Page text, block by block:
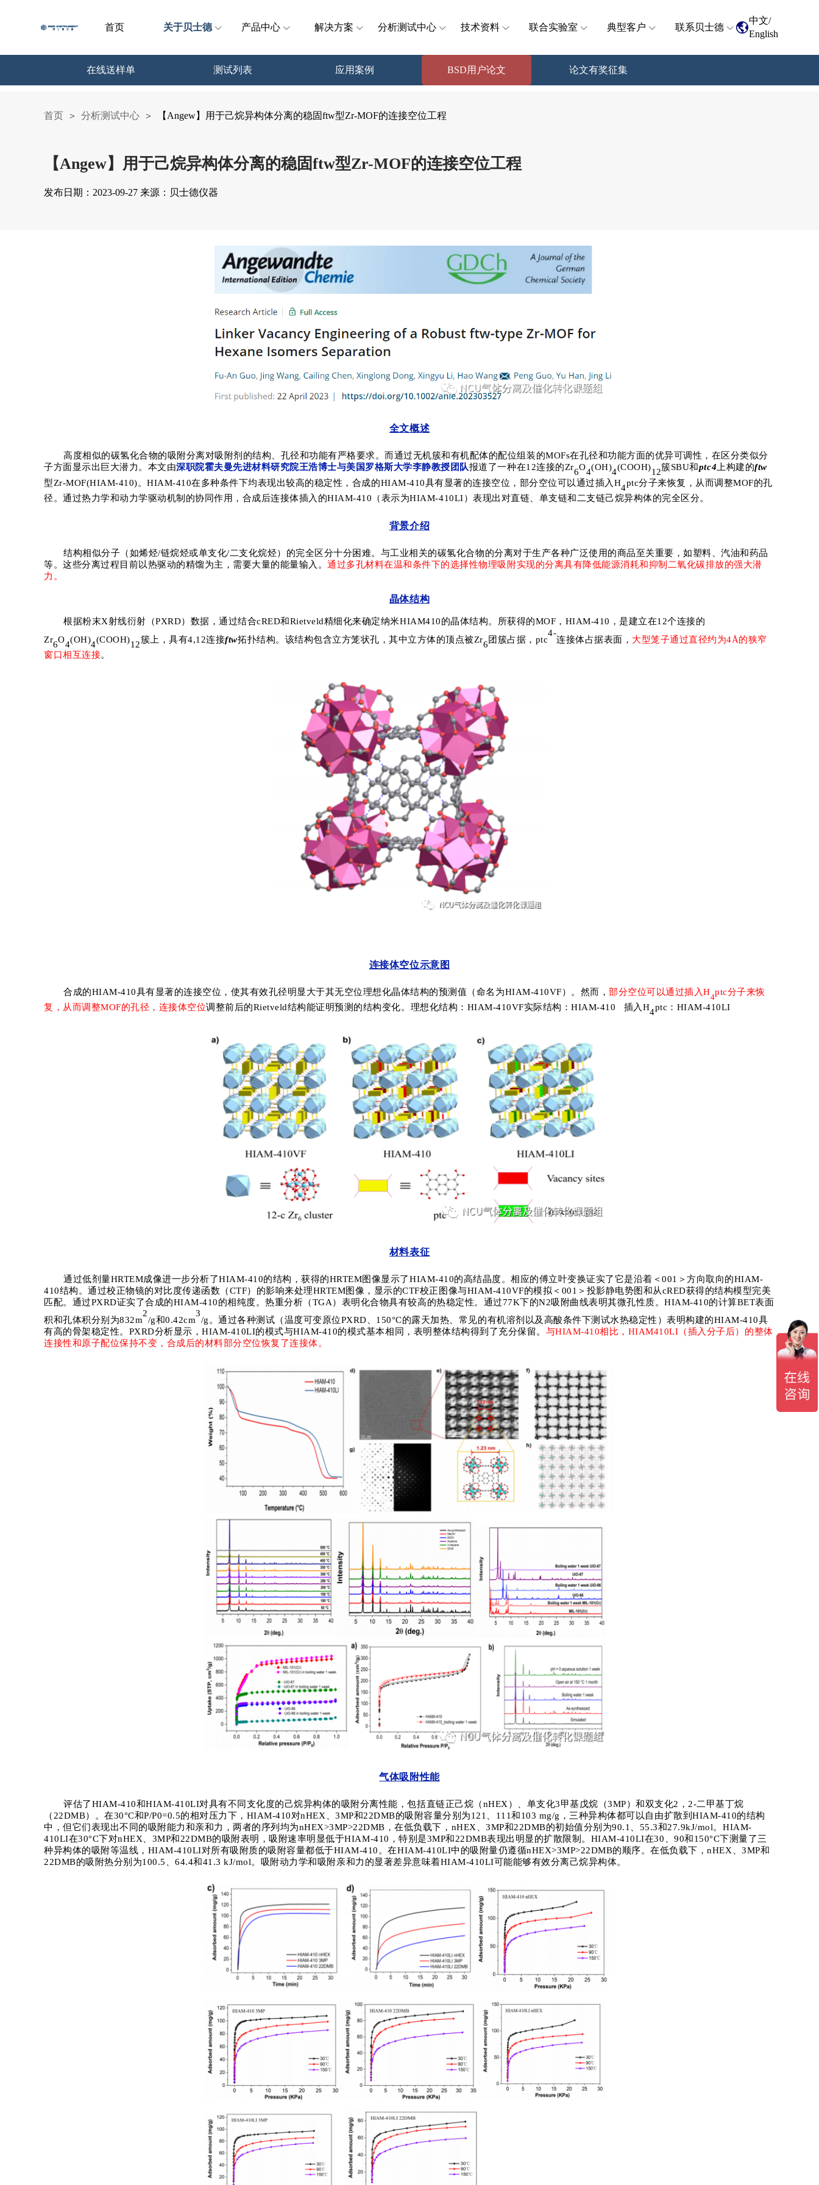
首页 关于贝士德 产品中心 解决方案 分析测试中心 技术资料 联合实验室 典型客户 联系贝士德
中文/
English
在线送样单 测试列表 应用案例 BSD用户论文 论文有奖征集
首页 > 分析测试中心 > 【Angew】用于己烷异构体分离的稳固ftw型Zr-MOF的连接空位工程
【Angew】用于己烷异构体分离的稳固ftw型Zr-MOF的连接空位工程
发布日期：2023-09-27 来源：贝士德仪器
全文概述
高度相似的碳氢化合物的吸附分离对吸附剂的结构、孔径和功能有严格要求。而通过无机簇和有机配体的配位组装的MOFs在孔径和功能方面的优异可调性 ， 在区分类似分
子方面显示出巨大潜力。本文由深职院霍夫曼先进材料研究院王浩博士与美国罗格斯大学李静教授团队报道了一种在12连接的Zr6O4(OH)4(COOH)12簇SBU和ptc4上构建的ftw
型Zr-MOF(HIAM-410)。HIAM-410在多种条件下均表现出较高的稳定性，合成的HIAM-410具有显著的连接空位，部分空位可以通过插入 H4ptc分子来恢复，从而调整MOF的孔
径。通过热力学和动力学驱动机制的协同作用，合成后连接体插入的HIAM-410 （表示为HIAM-410LI）表现出对直链、单支链和二支链己烷异构体的完全区分。
背景介绍
结构相似分子（如烯烃/链烷烃或单支化/二支化烷烃）的完全区分十分困难。与工业相关的碳氢化合物的分离对于生产各种广泛使用的商品至关重要，如塑料、汽油和药品
等。这些分离过程目前以热驱动的精馏为主，需要大量的能量输入。通过多孔材料在温和条件下的选择性物理吸附实现的分离具有降低能源消耗和抑制二氧化碳排放的强大潜
力。
晶体结构
根据粉末X射线衍射（PXRD）数据，通过结合cRED和Rietveld精细化来确定纳米HIAM410的晶体结构。所获得的MOF ， HIAM-410 ，是建立在12个连接的
Zr6O4(OH)4(COOH)12簇上，具有4,12连接ftw拓扑结构。该结构包含立方笼状孔，其中立方体的顶点被Zr6团簇占据， ptc
4-
连接体占据表面， 大型笼子通过直径约为4Å的狭窄
窗口相互连接。
连接体空位示意图
合成的HIAM-410具有显著的连接空位，使其有效孔径明显大于其无空位理想化晶体结构的预测值（命名为HIAM-410VF）。然而，部分空位可以通过插入H
4
ptc分子来恢
复，从而调整MOF的孔径 ，连接体空位调整前后的Rietveld结构能证明预测的结构变化。 理想化结构： HIAM-410VF实际结构：HIAM-410 插入H4ptc ： HIAM-410LI
材料表征
通过低剂量HRTEM成像进一步分析了HIAM-410的结构，获得的HRTEM图像显示了HIAM-410的高结晶度。相应的傅立叶变换证实了它是沿着＜001 ＞方向取向的HIAM-
410结构。通过校正物镜的对比度传递函数（CTF）的影响来处理HRTEM图像，显示的CTF校正图像与HIAM-410VF的模拟＜ 001 ＞投影静电势图和从cRED获得的结构模型完美
匹配。通过PXRD证实了合成的HIAM-410的相纯度。热重分析（TGA）表明化合物具有较高的热稳定性。通过77K下的N2吸附曲线表明其微孔性质。HIAM-410的计算BET表面
积和孔体积分别为832m
2
/g和0.42cm
3
/g 。通过各种测试（温度可变原位PXRD 150°C的露天加热、常见的有机溶剂以及高酸条件下测试水热稳定性）表明构建的HIAM-410具
有高的骨架稳定性。 PXRD分析显示，HIAM-410LI的模式与HIAM-410的模式基本相同，表明整体结构得到了充分保留。 与HIAM-410相比， HIAM410LI （插入分子后）的整体
连接性和原子配位保持不变，合成后的材料部分空位恢复了连接体。
气体吸附性能
评估了HIAM-410和HIAM-410LI对具有不同支化度的己烷异构体的吸附分离性能 ，包括直链正己烷（nHEX ）、单支化3甲基戊烷（3MP）和双支化2 ， 2-二甲基丁烷
（ 22DMB）。在30°C和P/P0=0.5的相对压力下， HIAM-410对nHEX 、3MP和22DMB的吸附容量分别为121 111和103 mg/g ，三种异构体都可以自由扩散到HIAM-410的结构
中，但它们表现出不同的吸附能力和亲和力，两者的序列均为nHEX>3MP>22DMB ，在低负载下， nHEX 、3MP和22DMB的初始值分别为90.1 55.3和27.9kJ/mol。 HIAM-
410LI在30°C下对nHEX 3MP和22DMB的吸附表明，吸附速率明显低于HIAM-410 ，特别是3MP和22DMB表现出明显的扩散限制。 HIAM-410LI在30 、90和150°C下测量了三
种异构体的吸附等温线， HIAM-410LI对所有吸附质的吸附容量都低于HIAM-410 。在HIAM-410LI中的吸附量仍遵循nHEX>3MP>22DMB的顺序。在低负载下，nHEX 、3MP和
22DMB的吸附热分别为100.5 、64.4和41.3 kJ/mol。吸附动力学和吸附亲和力的显著差异意味着HIAM-410LI可能能够有效分离己烷异构体。